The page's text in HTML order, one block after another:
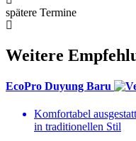
spätere Termine
Weitere
EcoPro Duyung Baru
Komfortabel
in traditionellen Stil